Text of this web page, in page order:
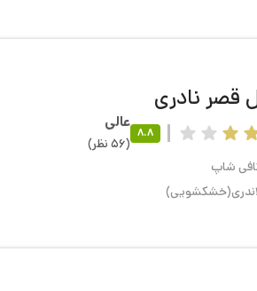
قصر نادری
8.8
عالی
(
56 نظر)
شاپ